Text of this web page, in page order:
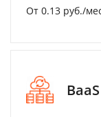
От 0.13 руб./
BaaS